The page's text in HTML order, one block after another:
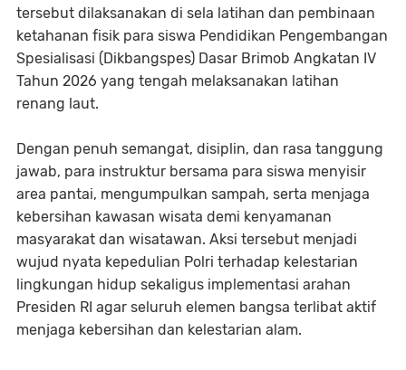
tersebut dilaksanakan di sela latihan dan pembinaan
ketahanan fisik para siswa Pendidikan Pengembangan
Spesialisasi (Dikbangspes) Dasar Brimob Angkatan IV
Tahun 2026 yang tengah melaksanakan latihan
renang laut.
Dengan penuh semangat, disiplin, dan rasa tanggung
jawab, para instruktur bersama para siswa menyisir
area pantai, mengumpulkan sampah, serta menjaga
kebersihan kawasan wisata demi kenyamanan
masyarakat dan wisatawan. Aksi tersebut menjadi
wujud nyata kepedulian Polri terhadap kelestarian
lingkungan hidup sekaligus implementasi arahan
Presiden RI agar seluruh elemen bangsa terlibat aktif
menjaga kebersihan dan kelestarian alam.